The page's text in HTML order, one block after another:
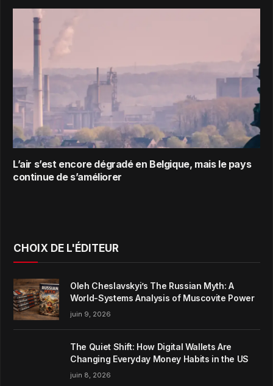
L’air s’est encore dégradé en Belgique, mais le pays
continue de s’améliorer
CHOIX DE L'ÉDITEUR
Oleh Cheslavskyi’s The Russian Myth: A
World-Systems Analysis of Muscovite Power
juin 9, 2026
The Quiet Shift: How Digital Wallets Are
Changing Everyday Money Habits in the US
juin 8, 2026